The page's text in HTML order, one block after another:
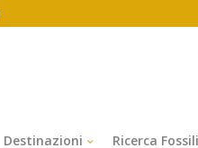
Destinazioni Ricerca Fossili